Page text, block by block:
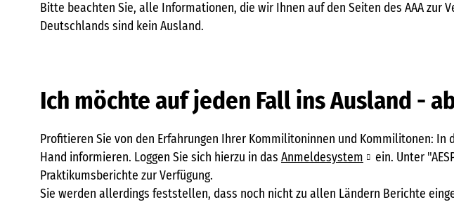
Bitte beachten Sie, alle Informationen, die wir Ihnen auf den Seiten des AAA
Deutschlands sind kein Ausland.
Ich möchte auf jeden Fall ins Ausland -
Profitieren Sie von den Erfahrungen Ihrer Kommilitoninnen und Kommilitonen:
Hand informieren. Loggen Sie sich hierzu in das Anmeldesystem
ein. Unter
Praktikumsberichte zur Verfügung.
Sie werden allerdings feststellen, dass noch nicht zu allen Ländern Berichte